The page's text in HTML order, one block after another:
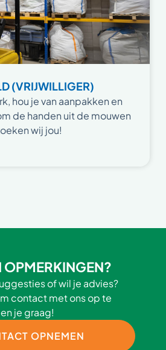
(VRIJWILLIGER)
hou je van aanpakken en
de handen uit de mouwen
wij jou!
OPMERKINGEN?
of wil je advies?
contact met ons op te
je graag!
OPNEMEN